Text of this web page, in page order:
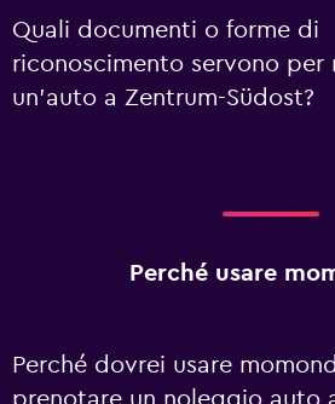
Quali documenti o forme di
riconoscimento servono per
un'auto a Zentrum-Südost?
Perché usare
Perché dovrei usare
prenotare un noleggio auto